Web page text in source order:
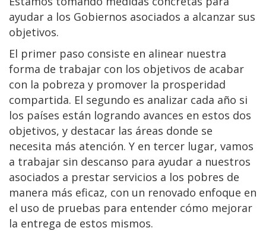
ayudar a los Gobiernos asociados a alcanzar sus
objetivos.
El primer paso consiste en alinear nuestra
forma de trabajar con los objetivos de acabar
con la pobreza y promover la prosperidad
compartida. El segundo es analizar cada año si
los países están logrando avances en estos dos
objetivos, y destacar las áreas donde se
necesita más atención. Y en tercer lugar, vamos
a trabajar sin descanso para ayudar a nuestros
asociados a prestar servicios a los pobres de
manera más eficaz, con un renovado enfoque en
el uso de pruebas para entender cómo mejorar
la entrega de estos mismos.